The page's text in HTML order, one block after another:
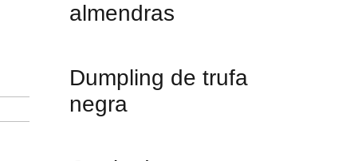
almendras
Dumpling de trufa
negra